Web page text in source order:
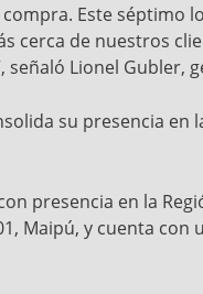
Este séptimo
cerca de nuestros
Lionel Gubler,
su presencia en
presencia en la
Maipú, y cuenta con